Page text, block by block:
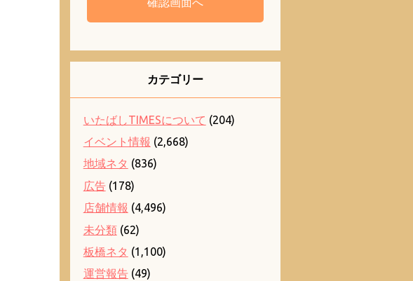
カテゴリー
いたばしTIMESについて (204)
イベント情報 (2,668)
地域ネタ (836)
広告(178)
店舗情報 (4,496)
未分類(62)
板橋ネタ (1,100)
運営報告(49)